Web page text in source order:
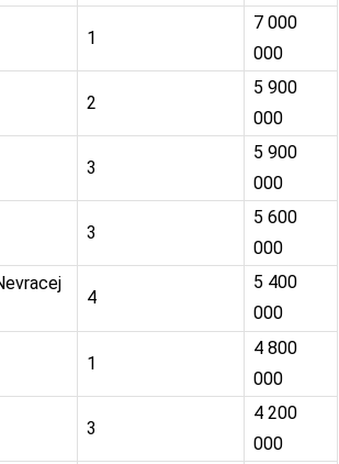
1
7 000
000
2
5 900
000
3
5 900
000
3
5 600
000
4
5 400
000
1
4 800
000
3
4 200
000